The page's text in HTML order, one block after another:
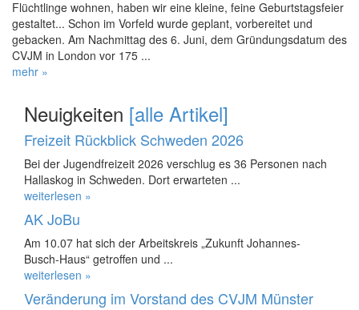
Flüchtlinge wohnen, haben wir eine kleine, feine Geburtstagsfeier
gestaltet... Schon im Vorfeld wurde geplant, vorbereitet und
gebacken. Am Nachmittag des 6. Juni, dem Gründungsdatum des
CVJM in London vor 175 ...
mehr »
Neuigkeiten [alle Artikel]
Freizeit Rückblick Schweden 2026
Bei der Jugendfreizeit 2026 verschlug es 36 Personen nach
Hallaskog in Schweden. Dort erwarteten ...
weiterlesen »
AK JoBu
Am 10.07 hat sich der Arbeitskreis „Zukunft Johannes-
Busch-Haus“ getroffen und ...
weiterlesen »
Veränderung im Vorstand des CVJM Münster